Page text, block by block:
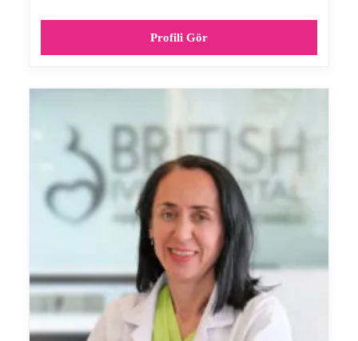
Profili Gör